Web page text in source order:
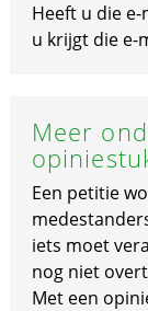
Heeft u die
u krijgt die e-
Meer
Een petitie
iets moet
nog niet
Met een